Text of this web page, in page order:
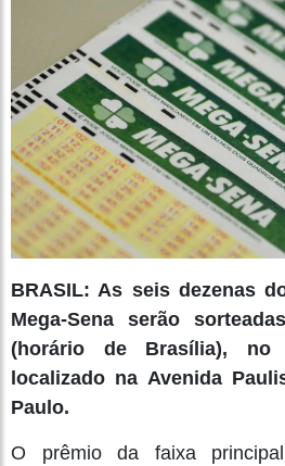
BRASIL: As seis dezenas
Mega-Sena serão
(horário de Brasília), no
localizado na Avenida
Paulo.
O prêmio da faixa